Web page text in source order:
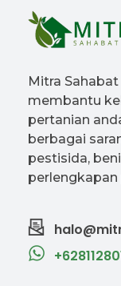
Mitra
membantu
pertanian
berbagai
pestisida,
perlengkapan